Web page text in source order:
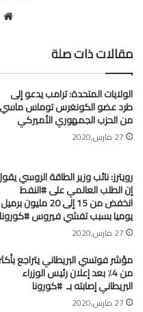
مقالات ذات صلة
الولايات المتحدة: ترامب يدعو إلى
طرد عضو الكونغرس توماس ماسي
من الحزب الجمهوري الأميركي
27 مارس,2020
رويترز: نائب وزير الطاقة الروسي
إن الطلب العالمي على #النفط
انخفض من 15 إلى 20 مليون برميل
يوميا بسبب تفشي فيروس #كورونا
27 مارس,2020
مؤشر فوتسي البريطاني يتراجع
من 4٪ بعد إعلان رئيس الوزراء
البريطاني إصابته بـ ⁧ #كورونا⁩
27 مارس,2020